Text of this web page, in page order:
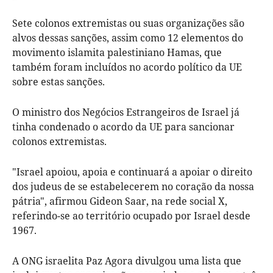
Sete colonos extremistas ou suas organizações são
alvos dessas sanções, assim como 12 elementos do
movimento islamita palestiniano Hamas, que
também foram incluídos no acordo político da UE
sobre estas sanções.
O ministro dos Negócios Estrangeiros de Israel já
tinha condenado o acordo da UE para sancionar
colonos extremistas.
"Israel apoiou, apoia e continuará a apoiar o direito
dos judeus de se estabelecerem no coração da nossa
pátria", afirmou Gideon Saar, na rede social X,
referindo-se ao território ocupado por Israel desde
1967.
A ONG israelita Paz Agora divulgou uma lista que